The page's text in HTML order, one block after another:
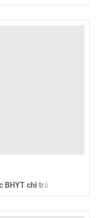
BHYT chi trả